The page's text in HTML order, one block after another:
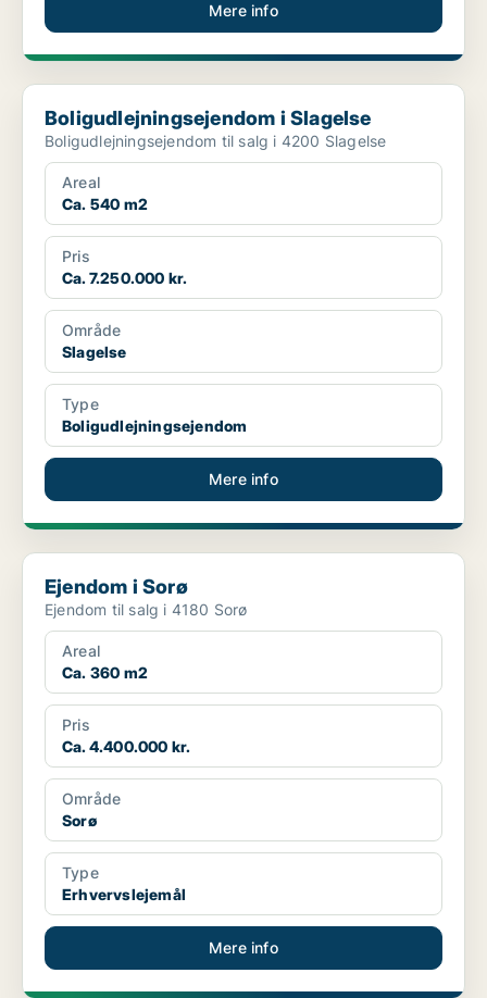
Mere info
Boligudlejningsejendom i Slagelse
Boligudlejningsejendom i Slagelse
Boligudlejningsejendom til salg i 4200 Slagelse
Areal
Ca. 540 m2
Pris
Ca. 7.250.000 kr.
Område
Slagelse
Type
Boligudlejningsejendom
Mere info
Ejendom i Sorø
Ejendom i Sorø
Ejendom til salg i 4180 Sorø
Areal
Ca. 360 m2
Pris
Ca. 4.400.000 kr.
Område
Sorø
Type
Erhvervslejemål
Mere info